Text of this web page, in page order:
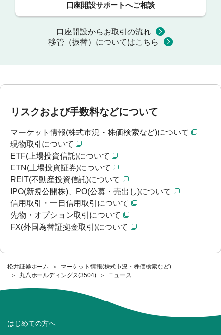
松井証券ホーム
マーケット情報(株式市況・株価検索など)
丸八ホールディングス(3504)
ニュース
口座開設サポートへご相談
口座開設からお取引の流れ
移管（振替）についてはこちら
リスクおよび手数料などについて
マーケット情報(株式市況・株価検索など)について
現物取引について
ETF(上場投資信託)について
ETN(上場投資証券)について
REIT(不動産投資信託)について
IPO(新規公開株)、PO(公募・売出し)について
信用取引・一日信用取引について
先物・オプション取引について
FX(外国為替証拠金取引)について
はじめての方へ